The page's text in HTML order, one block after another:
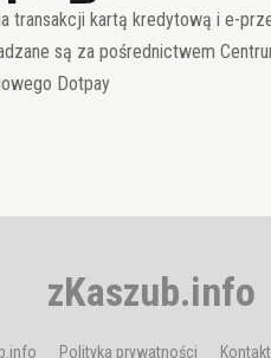
transakcji kartą kredytową i e-
są za pośrednictwem
Dotpay
zKaszub.info
Polityka prywatności Kontakt